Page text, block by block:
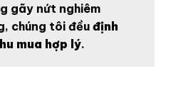
gãy nứt nghiêm
chúng tôi đềuđịnh
mua hợp lý.